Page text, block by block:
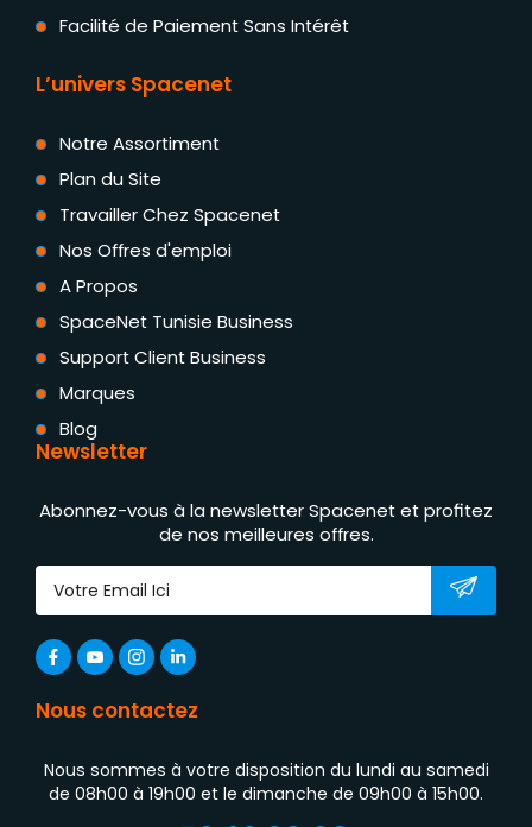
Facilité de Paiement Sans Intérêt
L’univers Spacenet
Notre Assortiment
Plan du Site
Travailler Chez Spacenet
Nos Offres d'emploi
A Propos
SpaceNet Tunisie Business
Support Client Business
Marques
Blog
Newsletter
Abonnez-vous à la newsletter Spacenet et profitez
de nos meilleures offres.
Nous contactez
Nous sommes à votre disposition du lundi au samedi
de 08h00 à 19h00 et le dimanche de 09h00 à 15h00.